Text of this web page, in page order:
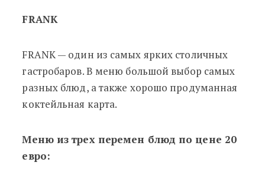
FRANK
FRANK— один из самых ярких столичных
гастробаров. В меню большой выбор самых
разных блюд, а также хорошо продуманная
коктейльная карта.
Меню из трех перемен блюд по цене 20
евро: